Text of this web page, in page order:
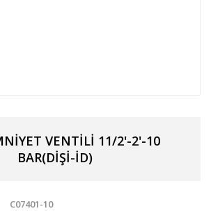
VENTİLİ 11/2'-2'-10
BAR(DİŞİ-İD)
C07401-10